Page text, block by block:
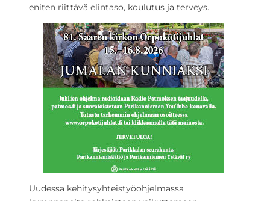
eniten riittävä elintaso, koulutus ja terveys.
Uudessa kehitysyhteistyöohjelmassa